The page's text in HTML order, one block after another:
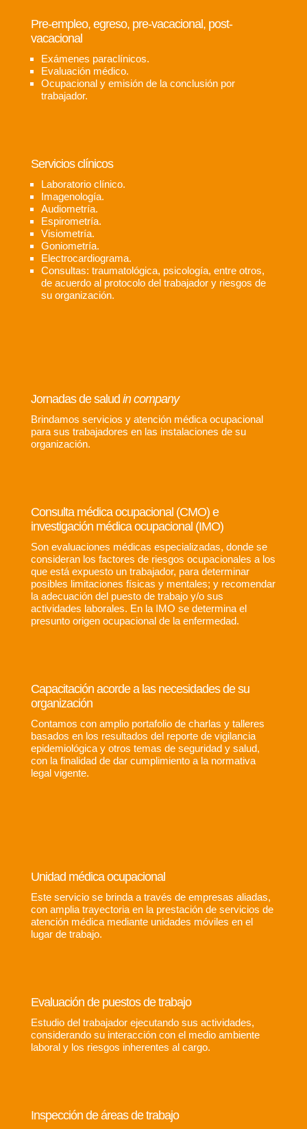
Pre-empleo, egreso, pre-vacacional, post-
vacacional
Exámenes paraclínicos.
Evaluación médico.
Ocupacional y emisión de la conclusión por
trabajador.
Servicios clínicos
Laboratorio clínico.
Imagenología.
Audiometría.
Espirometría.
Visiometría.
Goniometría.
Electrocardiograma.
Consultas: traumatológica, psicología, entre otros,
de acuerdo al protocolo del trabajador y riesgos de
su organización.
Jornadas de salud in company
Brindamos servicios y atención médica ocupacional
para sus trabajadores en las instalaciones de su
organización.
Consulta médica ocupacional (CMO) e
investigación médica ocupacional (IMO)
Son evaluaciones médicas especializadas, donde se
consideran los factores de riesgos ocupacionales a los
que está expuesto un trabajador, para determinar
posibles limitaciones físicas y mentales; y recomendar
la adecuación del puesto de trabajo y/o sus
actividades laborales. En la IMO se determina el
presunto origen ocupacional de la enfermedad.
Capacitación acorde a las necesidades de su
organización
Contamos con amplio portafolio de charlas y talleres
basados en los resultados del reporte de vigilancia
epidemiológica y otros temas de seguridad y salud,
con la finalidad de dar cumplimiento a la normativa
legal vigente.
Unidad médica ocupacional
Este servicio se brinda a través de empresas aliadas,
con amplia trayectoria en la prestación de servicios de
atención médica mediante unidades móviles en el
lugar de trabajo.
Evaluación de puestos de trabajo
Estudio del trabajador ejecutando sus actividades,
considerando su interacción con el medio ambiente
laboral y los riesgos inherentes al cargo.
Inspección de áreas de trabajo